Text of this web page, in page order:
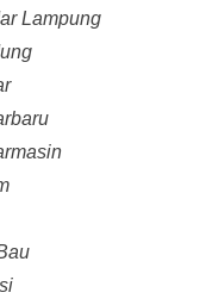
Lampung